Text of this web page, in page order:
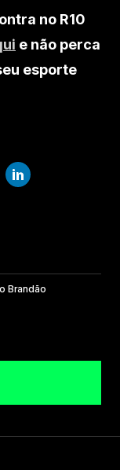
no R10
e não perca
esporte
Brandão